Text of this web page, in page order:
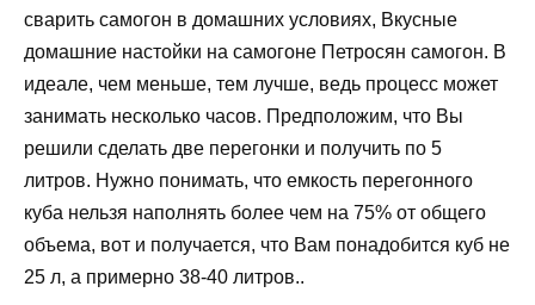
сварить самогон в домашних условиях, Вкусные
домашние настойки на самогоне Петросян самогон. В
идеале, чем меньше, тем лучше, ведь процесс может
занимать несколько часов. Предположим, что Вы
решили сделать две перегонки и получить по 5
литров. Нужно понимать, что емкость перегонного
куба нельзя наполнять более чем на 75% от общего
объема, вот и получается, что Вам понадобится куб не
25 л, а примерно 38-40 литров..